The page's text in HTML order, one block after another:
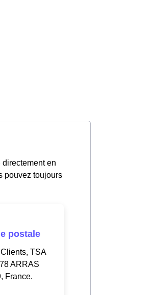
en
pouvez toujours
postale
TSA
ARRAS
France.